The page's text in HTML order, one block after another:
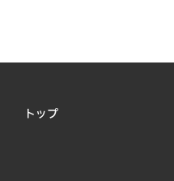
トップ